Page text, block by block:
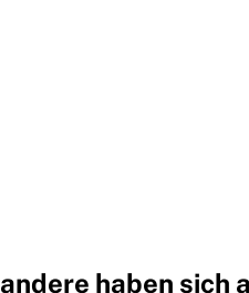
andere haben sich